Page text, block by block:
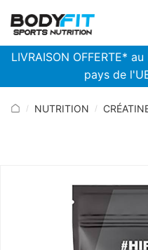
LIVRAISON OFFERTE*
pays de
/ NUTRITION /